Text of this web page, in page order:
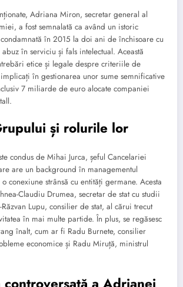
Adriana Miron, secretar general al
a fost semnalată ca având un istoric
în 2015 la doi ani de închisoare cu
în serviciu și fals intelectual. Această
etice și legale despre criteriile de
în gestionarea unor sume semnificative
7 miliarde de euro alocate companiei
și rolurile lor
condus de Mihai Jurca, șeful Cancelariei
are un background în managementul
conexiune strânsă cu entități germane. Acesta
Claudiu Drumea, secretar de stat cu studii
Lupu, consilier de stat, al cărui trecut
în mai multe partide. În plus, se regăsesc
înalt, cum ar fi Radu Burnete, consilier
economice și Radu Miruță, ministrul